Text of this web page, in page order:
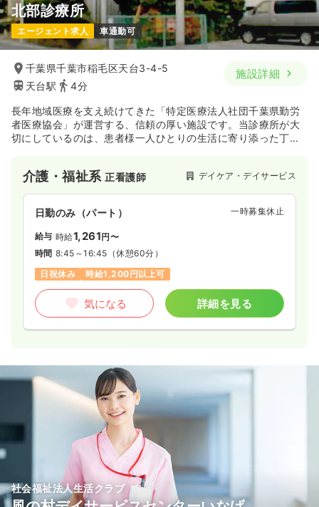
北部診療所
エージェント求人 車通勤可
千葉県千葉市稲毛区天台3-4-5
天台駅
4分
施設詳細
長年地域医療を支え続けてきた「特定医療法人社団千葉県勤労
者医療協会」が運営する、信頼の厚い施設です。当診療所が大
切にしているのは、患者様一人ひとりの生活に寄り添った丁寧
介護・福祉系正看護師 デイケア・デイサービス
日勤のみ（パート） 一時募集休止
給与 時給1,261円〜
時間 8:45～16:45 （休憩60分）
日祝休み
時給1,200円以上可
気になる 詳細を見る
社会福祉法人生活クラブ